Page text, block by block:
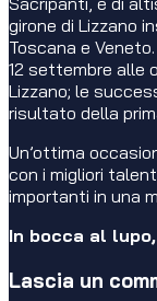
girone di Lizzano
Toscana e
12 settembre alle
Lizzano; le
risultato della
Un’ottima
con i migliori
importanti in una
In bocca al
Lascia un